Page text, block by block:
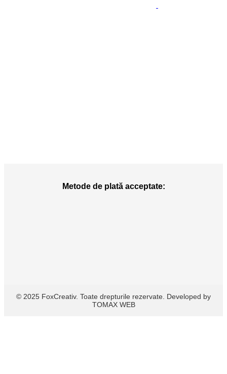
Metode de plată acceptate:
© 2025 FoxCreativ. Toate drepturile rezervate. Developed by
TOMAX WEB